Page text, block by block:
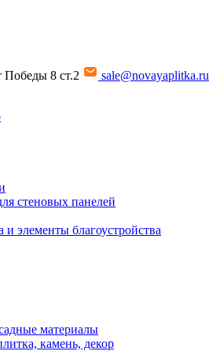
Победы 8 ст.2 sale@novayaplitka.ru
стеновых панелей
и элементы благоустройства
материалы
камень, декор